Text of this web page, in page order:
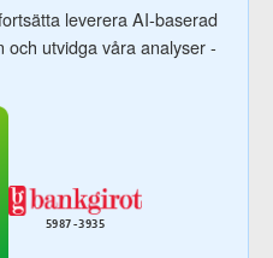
leverera AI-baserad
och utvidga våra analyser -
5987-3935